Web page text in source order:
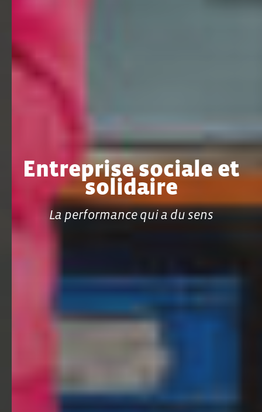
Entreprise sociale et
solidaire
La performance qui a du sens